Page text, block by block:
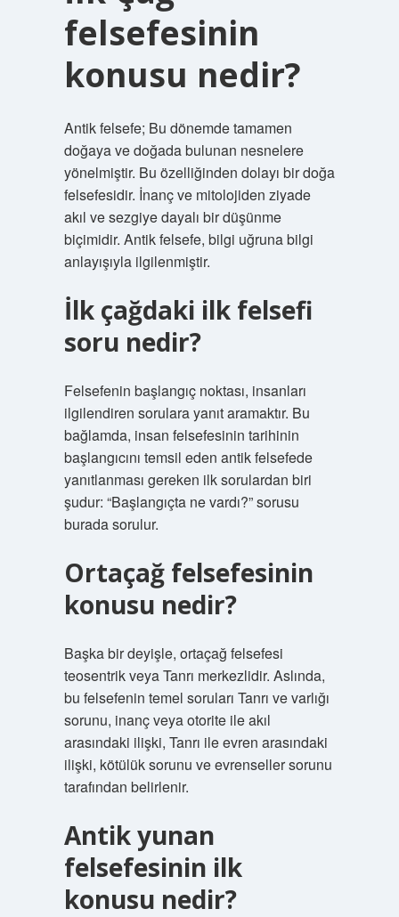
felsefesinin
konusu nedir?
Antik felsefe; Bu dönemde tamamen
doğaya ve doğada bulunan nesnelere
yönelmiştir. Bu özelliğinden dolayı bir doğa
felsefesidir. İnanç ve mitolojiden ziyade
akıl ve sezgiye dayalı bir düşünme
biçimidir. Antik felsefe, bilgi uğruna bilgi
anlayışıyla ilgilenmiştir.
İlk çağdaki ilk felsefi
soru nedir?
Felsefenin başlangıç ​​noktası, insanları
ilgilendiren sorulara yanıt aramaktır. Bu
bağlamda, insan felsefesinin tarihinin
başlangıcını temsil eden antik felsefede
yanıtlanması gereken ilk sorulardan biri
şudur: “Başlangıçta ne vardı?” sorusu
burada sorulur.
Ortaçağ felsefesinin
konusu nedir?
Başka bir deyişle, ortaçağ felsefesi
teosentrik veya Tanrı merkezlidir. Aslında,
bu felsefenin temel soruları Tanrı ve varlığı
sorunu, inanç veya otorite ile akıl
arasındaki ilişki, Tanrı ile evren arasındaki
ilişki, kötülük sorunu ve evrenseller sorunu
tarafından belirlenir.
Antik yunan
felsefesinin ilk
konusu nedir?